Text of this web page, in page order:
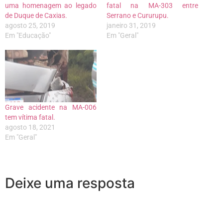
uma homenagem ao legado
de Duque de Caxias.
agosto 25, 2019
Em "Educação"
fatal na MA-303 entre
Serrano e Cururupu.
janeiro 31, 2019
Em "Geral"
Grave acidente na MA-006
tem vítima fatal.
agosto 18, 2021
Em "Geral"
Deixe uma resposta